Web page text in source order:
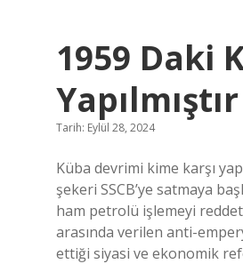
1959 Daki
Yapılmıştır
Tarih: Eylül 28, 2024
Küba devrimi kime karşı
şekeri SSCB’ye satmaya
ham petrolü işlemeyi
arasında verilen anti-
ettiği siyasi ve ekonomik